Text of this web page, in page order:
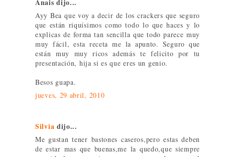
Anais dijo...
Ayy Bea que voy a decir de los crackers que seguro
que están riquísimos como todo lo que haces y lo
explicas de forma tan sencilla que todo parece muy
muy fácil, esta receta me la apunto. Seguro que
están muy muy ricos además te felicito por tu
presentación, hija si es que eres un genio.
Besos guapa.
jueves, 29 abril, 2010
Silvia dijo...
Me gustan tener bastones caseros,pero estas deben
de estar mas que buenas,me la quedo,que siempre